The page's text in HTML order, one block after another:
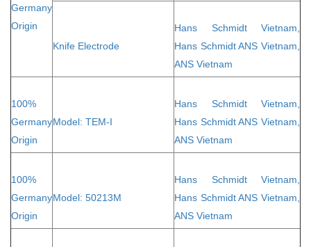
Germany
Origin
Knife Electrode
Hans Schmidt Vietnam,
Hans Schmidt ANS Vietnam,
ANS Vietnam
100%
Germany
Origin
Model: TEM-I
Hans Schmidt Vietnam,
Hans Schmidt ANS Vietnam,
ANS Vietnam
100%
Germany
Origin
Model: 50213M
Hans Schmidt Vietnam,
Hans Schmidt ANS Vietnam,
ANS Vietnam